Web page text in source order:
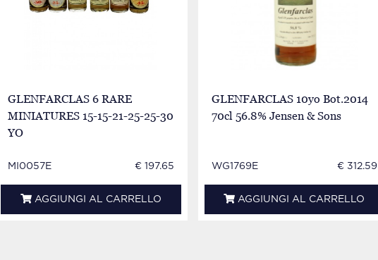
GLENFARCLAS 6 RARE
MINIATURES 15-15-21-25-25-30
YO
MI0057E € 197.65
AGGIUNGI AL CARRELLO
GLENFARCLAS 10yo Bot.2014
70cl 56.8% Jensen & Sons
WG1769E € 312.59
AGGIUNGI AL CARRELLO